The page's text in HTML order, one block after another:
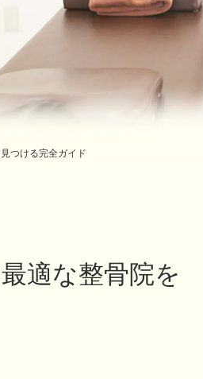
つける完全ガイド
適な整骨院を